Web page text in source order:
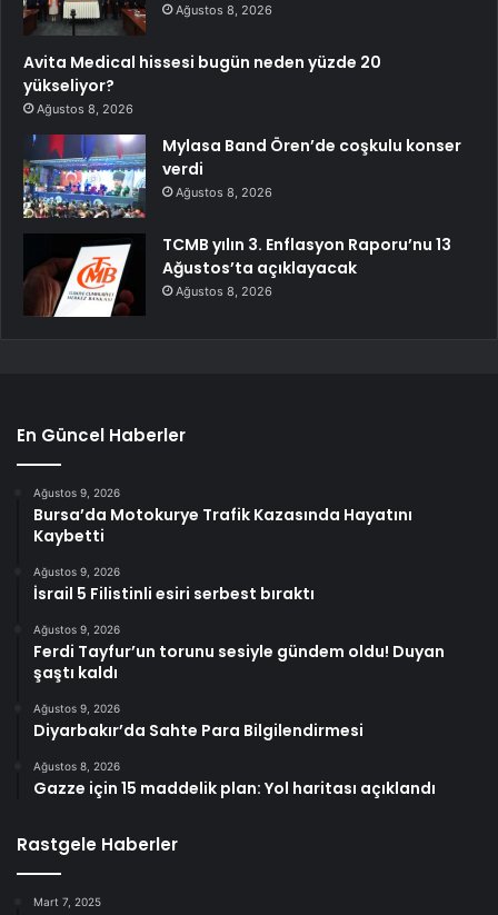
Ağustos 8, 2026
Avita Medical hissesi bugün neden yüzde 20
yükseliyor?
Ağustos 8, 2026
Mylasa Band Ören’de coşkulu konser
verdi
Ağustos 8, 2026
TCMB yılın 3. Enflasyon Raporu’nu 13
Ağustos’ta açıklayacak
Ağustos 8, 2026
En Güncel Haberler
Ağustos 9, 2026
Bursa’da Motokurye Trafik Kazasında Hayatını
Kaybetti
Ağustos 9, 2026
İsrail 5 Filistinli esiri serbest bıraktı
Ağustos 9, 2026
Ferdi Tayfur’un torunu sesiyle gündem oldu! Duyan
şaştı kaldı
Ağustos 9, 2026
Diyarbakır’da Sahte Para Bilgilendirmesi
Ağustos 8, 2026
Gazze için 15 maddelik plan: Yol haritası açıklandı
Rastgele Haberler
Mart 7, 2025